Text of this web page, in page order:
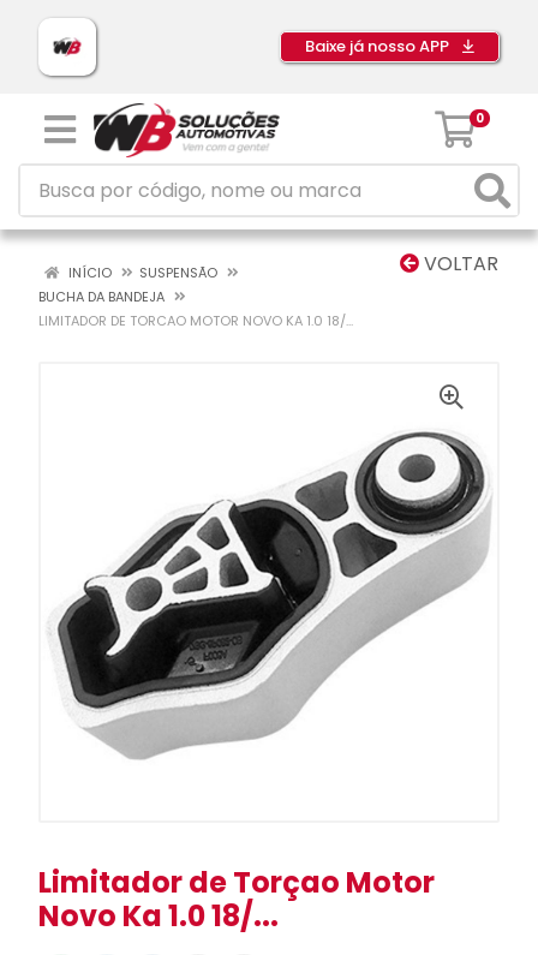
Baixe já nosso APP
0
VOLTAR
INÍCIO
SUSPENSÃO
BUCHA DA BANDEJA
LIMITADOR DE TORCAO MOTOR NOVO KA 1.0 18/...
Limitador de Torçao Motor
Novo Ka 1.0 18/...